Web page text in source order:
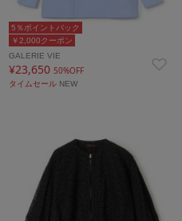
￥2,000クーポン
5％ポイントバック
GALERIE VIE
¥23,650 50%OFF
タイムセール NEW